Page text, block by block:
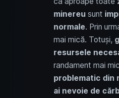
minereu sunt
normale. Prin
mai mică. Totuși,
resursele
randament mai
problematic din
ai nevoie de